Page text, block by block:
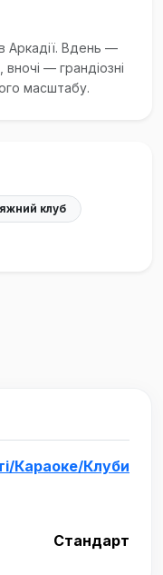
Аркадії. Вдень —
— грандіозні
масштабу.
клуб
Караоке/Клуби
Стандарт